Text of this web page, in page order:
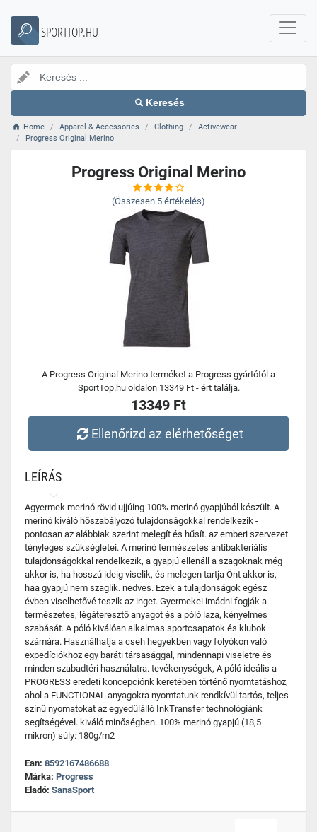
SPORTTOP.HU
Keresés
Home Apparel & Accessories Clothing
Activewear
Progress Original Merino
Progress Original Merino
(Összesen 5 értékelés)
A Progress Original Merino terméket a Progress gyártótól a
SportTop.hu oldalon 13349 Ft - ért találja.
13349 Ft
Ellenőrizd az elérhetőséget
LEÍRÁS
Agyermek merinó rövid ujjúing 100% merinó gyapjúból készült. A
merinó kiváló hőszabályozó tulajdonságokkal rendelkezik -
pontosan az alábbiak szerint melegít és hűsít. az emberi szervezet
tényleges szükségletei. A merinó természetes antibakteriális
tulajdonságokkal rendelkezik, a gyapjú ellenáll a szagoknak még
akkor is, ha hosszú ideig viselik, és melegen tartja Önt akkor is,
haa gyapjú nem szaglik. nedves. Ezek a tulajdonságok egész
évben viselhetővé teszik az inget. Gyermekei imádni fogják a
természetes, légáteresztő anyagot és a póló laza, kényelmes
szabását. A póló kiválóan alkalmas sportcsapatok és klubok
számára. Használhatja a cseh hegyekben vagy folyókon való
expedíciókhoz egy baráti társasággal, mindennapi viseletre és
minden szabadtéri használatra. tevékenységek, A póló ideális a
PROGRESS eredeti koncepciónk keretében történő nyomtatáshoz,
ahol a FUNCTIONAL anyagokra nyomtatunk rendkívül tartós, teljes
színű nyomatokat az egyedülálló InkTransfer technológiánk
segítségével. kiváló minőségben. 100% merinó gyapjú (18,5
mikron) súly: 180g/m2
Ean: 8592167486688
Márka: Progress
Eladó: SanaSport